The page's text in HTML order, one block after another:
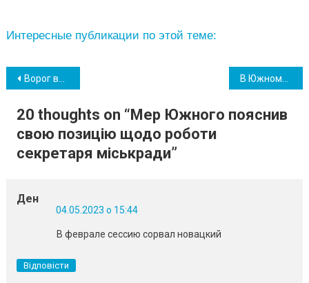
Интересные публикации по этой теме:
Навігація
записів
Ворог вночі атакував Одещину 15 дронами, є влучання
20 thoughts on “Мер Южного пояснив
свою позицію щодо роботи
секретаря міськради”
Ден
04.05.2023 о 15:44
В феврале сессию сорвал новацкий
Відповісти